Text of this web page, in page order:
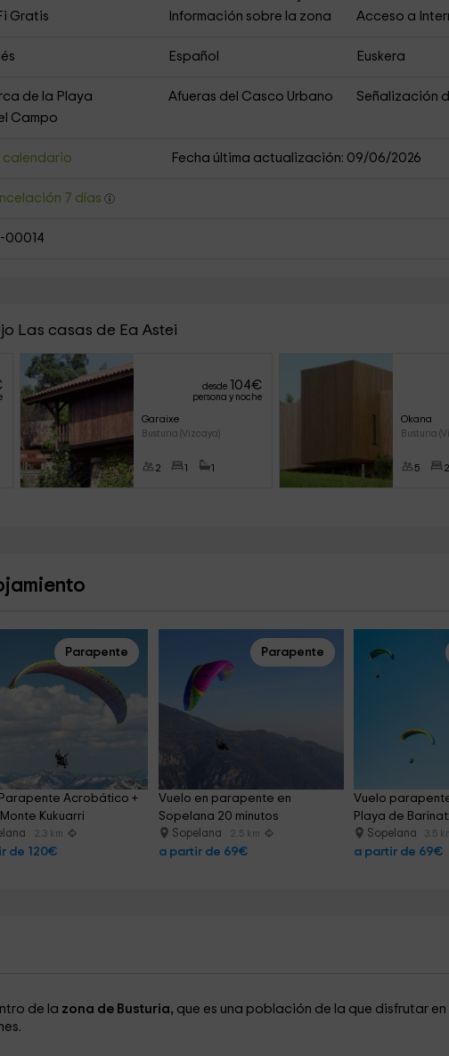
Gratis
Información sobre la zona Acceso a
Español Euskera
de la Playa Afueras del Casco Urbano
Señalización
Campo
calendario Fecha última actualización: 09/06/2026
7 días
00014
Las casas de Ea Astei
desde 104€
persona y noche
Garaixe
Busturia (Vizcaya)
2 1 1
Okana
Busturia
5 2
Parapente
Acrobático +
Kukuarri
2.3 km
de 120€
Parapente
Vuelo en parapente en
Sopelana 20 minutos
Sopelana 2.5 km
a partir de 69€
Vuelo
Playa de
Sopelana 3.5
a partir de 69€
de la zona de Busturia, que es una población de la que disfrutar en